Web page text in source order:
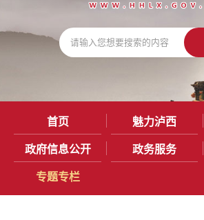
首页 魅力泸西
政府信息公开 政务服务
专题专栏